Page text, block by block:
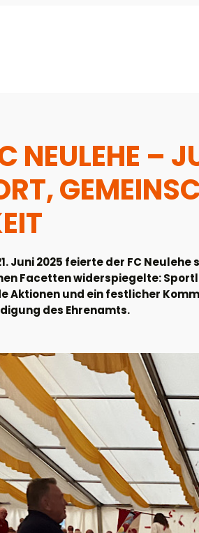
NEULEHE –
Juni 2025 feierte der FC
Facetten widerspiegelte:
Aktionen und ein festlicher
des Ehrenamts.